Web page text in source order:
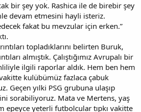
bir şey yok. Rashica ile de birebir şey
devam etmesini hayli isteriz.
fakat bu mevzular için erken.”
topladıklarını belirten Buruk,
almıştık. Çalıştığımız Avrupalı bir
ilgili raporlar aldık. Hem ben hem
kulübümüz fazlaca çabuk
Geçen yılki PSG grubuna ulaşıp
sorabiliyoruz. Mata ve Mertens, yaş
epeyce yeterli futbolcular tıpkı vakitte